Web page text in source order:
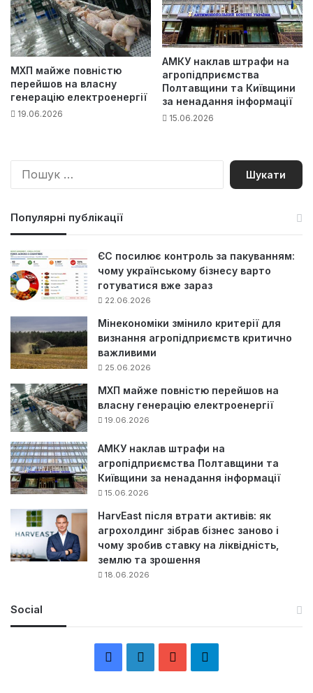
МХП майже повністю
перейшов на власну
генерацію електроенергії
19.06.2026
АМКУ наклав штрафи на
агропідприємства
Полтавщини та Київщини
за ненадання інформації
15.06.2026
П
Популярні публікації
ЄС посилює контроль за пакуванням:
чому українському бізнесу варто
готуватися вже зараз
22.06.2026
Мінекономіки змінило критерії для
визнання агропідприємств критично
важливими
25.06.2026
МХП майже повністю перейшов на
власну генерацію електроенергії
19.06.2026
АМКУ наклав штрафи на
агропідприємства Полтавщини та
Київщини за ненадання інформації
15.06.2026
HarvEast після втрати активів: як
агрохолдинг зібрав бізнес заново і
чому зробив ставку на ліквідність,
землю та зрошення
18.06.2026
Social